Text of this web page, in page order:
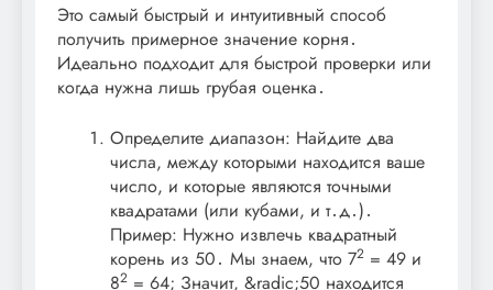
Это самый быстрый и интуитивный способ
получить примерное значение корня․
Идеально подходит для быстрой проверки или
когда нужна лишь грубая оценка․
Определите диапазон: Найдите два
числа, между которыми находится ваше
число, и которые являются точными
квадратами (или кубами, и т․д․)․
Пример: Нужно извлечь квадратный
корень из 50․ Мы знаем, что 72 = 49 и
82 = 64; Значит, &radic;50 находится